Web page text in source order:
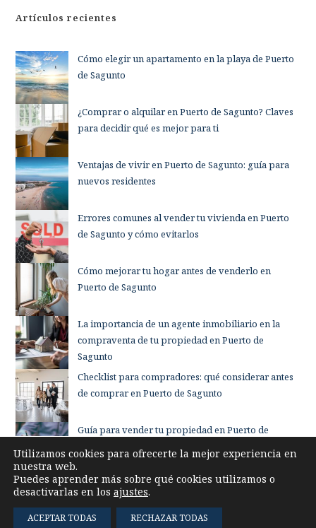
Artículos recientes
Cómo elegir un apartamento en la playa de Puerto
de Sagunto
¿Comprar o alquilar en Puerto de Sagunto? Claves
para decidir qué es mejor para ti
Ventajas de vivir en Puerto de Sagunto: guía para
nuevos residentes
Errores comunes al vender tu vivienda en Puerto
de Sagunto y cómo evitarlos
Cómo mejorar tu hogar antes de venderlo en
Puerto de Sagunto
La importancia de un agente inmobiliario en la
compraventa de tu propiedad en Puerto de
Sagunto
Checklist para compradores: qué considerar antes
de comprar en Puerto de Sagunto
Guía para vender tu propiedad en Puerto de
Utilizamos cookies para ofrecerte la mejor experiencia en
nuestra web.
Puedes aprender más sobre qué cookies utilizamos o
desactivarlas en los ajustes.
ACEPTAR TODAS RECHAZAR TODAS